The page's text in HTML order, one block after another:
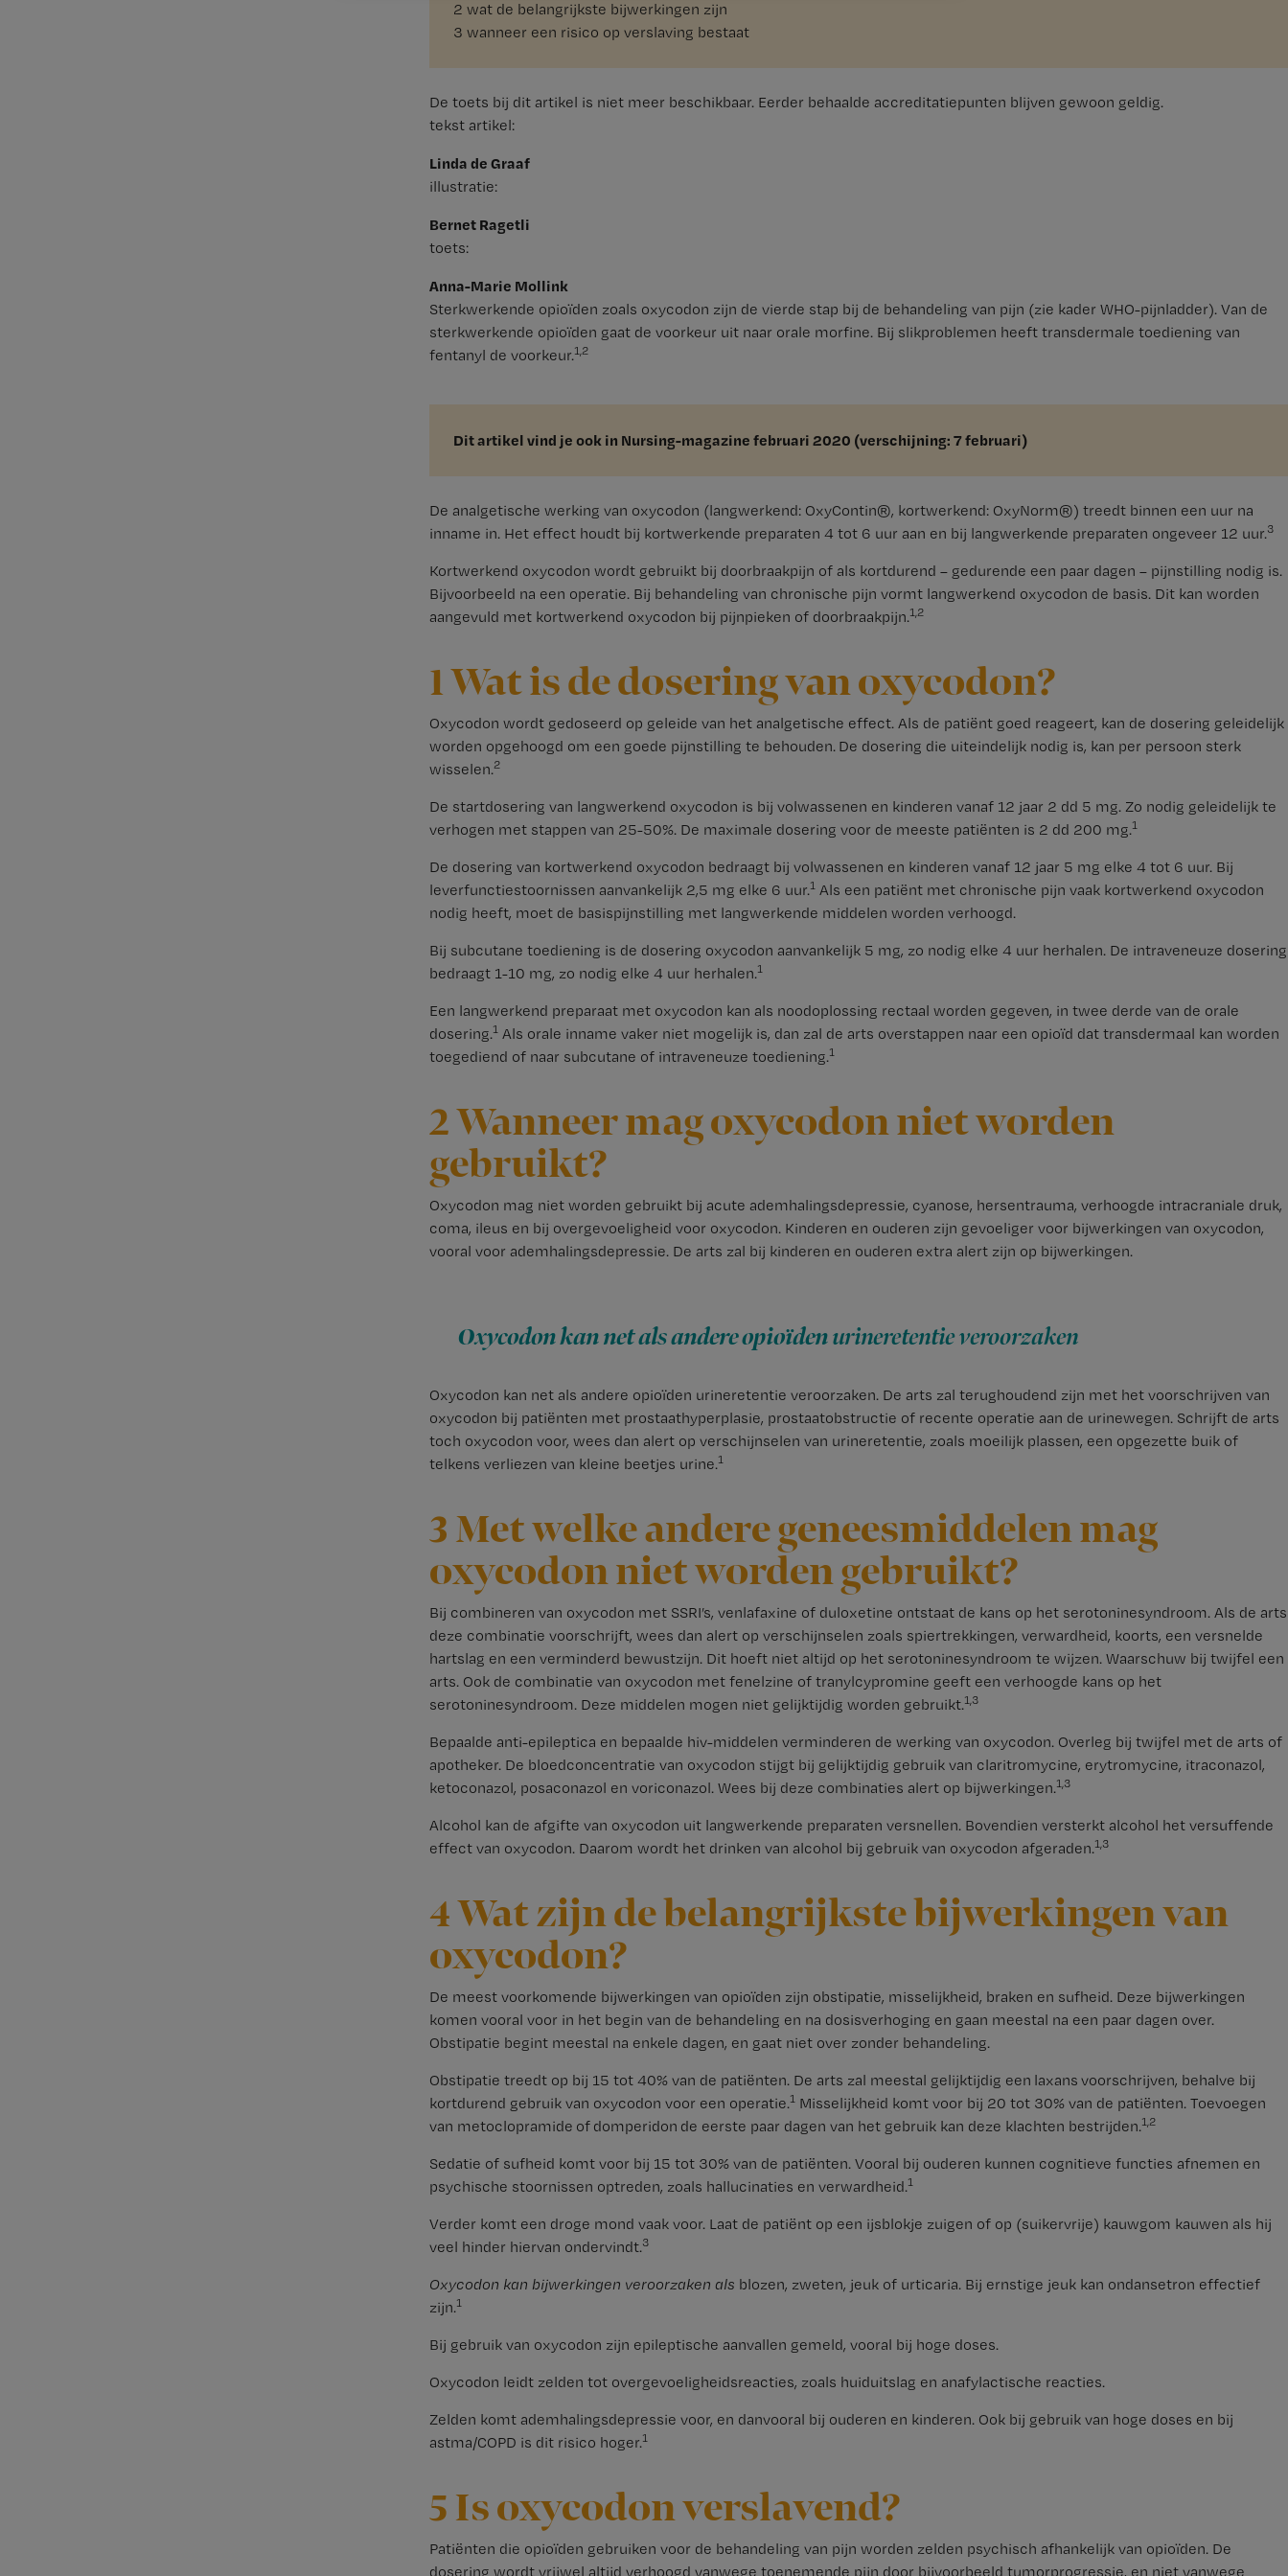
2 wat de belangrijkste bijwerkingen zijn
3 wanneer een risico op verslaving bestaat
De toets bij dit artikel is niet meer beschikbaar. Eerder behaalde accreditatiepunten blijven gewoon geldig.
tekst artikel:
Linda de Graaf
illustratie:
Bernet Ragetli
toets:
Anna-Marie Mollink
Sterkwerkende opioïden zoals oxycodon zijn de vierde stap bij de behandeling van pijn (zie kader WHO-pijnladder). Van de
sterkwerkende opioïden gaat de voorkeur uit naar orale morfine. Bij slikproblemen heeft transdermale toediening van
fentanyl de voorkeur.1,2
Dit artikel vind je ook in Nursing-magazine februari 2020 (verschijning: 7 februari)
De analgetische werking van oxycodon (langwerkend: OxyContin®, kortwerkend: OxyNorm®) treedt binnen een uur na
inname in. Het effect houdt bij kortwerkende preparaten 4 tot 6 uur aan en bij langwerkende preparaten ongeveer 12 uur.3
Kortwerkend oxycodon wordt gebruikt bij doorbraakpijn of als kortdurend – gedurende een paar dagen – pijnstilling nodig is.
Bijvoorbeeld na een operatie. Bij behandeling van chronische pijn vormt langwerkend oxycodon de basis. Dit kan worden
aangevuld met kortwerkend oxycodon bij pijnpieken of doorbraakpijn.1,2
1 Wat is de dosering van oxycodon?
Oxycodon wordt gedoseerd op geleide van het analgetische effect. Als de patiënt goed reageert, kan de dosering geleidelijk
worden opgehoogd om een goede pijnstilling te behouden. De dosering die uiteindelijk nodig is, kan per persoon sterk
wisselen.2
De startdosering van langwerkend oxycodon is bij volwassenen en kinderen vanaf 12 jaar 2 dd 5 mg. Zo nodig geleidelijk te
verhogen met stappen van 25-50%. De maximale dosering voor de meeste patiënten is 2 dd 200 mg.1
De dosering van kortwerkend oxycodon bedraagt bij volwassenen en kinderen vanaf 12 jaar 5 mg elke 4 tot 6 uur. Bij
leverfunctiestoornissen aanvankelijk 2,5 mg elke 6 uur.1Als een patiënt met chronische pijn vaak kortwerkend oxycodon
nodig heeft, moet de basispijnstilling met langwerkende middelen worden verhoogd.
Bij subcutane toediening is de dosering oxycodon aanvankelijk 5 mg, zo nodig elke 4 uur herhalen. De intraveneuze dosering
bedraagt 1-10 mg, zo nodig elke 4 uur herhalen.1
Een langwerkend preparaat met oxycodon kan als noodoplossing rectaal worden gegeven, in twee derde van de orale
dosering.1Als orale inname vaker niet mogelijk is, dan zal de arts overstappen naar een opioïd dat transdermaal kan worden
toegediend of naar subcutane of intraveneuze toediening.1
2 Wanneer mag oxycodon niet worden
gebruikt?
Oxycodon mag niet worden gebruikt bij acute ademhalingsdepressie, cyanose, hersentrauma, verhoogde intracraniale druk,
coma, ileus en bij overgevoeligheid voor oxycodon. Kinderen en ouderen zijn gevoeliger voor bijwerkingen van oxycodon,
vooral voor ademhalingsdepressie. De arts zal bij kinderen en ouderen extra alert zijn op bijwerkingen.
Oxycodon kan net als andere opioïdenurineretentie veroorzaken
Oxycodon kan net als andere opioïden urineretentie veroorzaken. De arts zal terughoudend zijn met het voorschrijven van
oxycodon bij patiënten met prostaathyperplasie, prostaatobstructie of recente operatie aan de urinewegen. Schrijft de arts
toch oxycodon voor, wees dan alert op verschijnselen van urineretentie, zoals moeilijk plassen, een opgezette buik of
telkens verliezen van kleine beetjes urine.1
3 Met welke andere geneesmiddelen mag
oxycodon niet worden gebruikt?
Bij combineren van oxycodon met SSRI’s, venlafaxine of duloxetine ontstaat de kans op het serotoninesyndroom. Als de arts
deze combinatie voorschrijft, wees dan alert op verschijnselen zoals spiertrekkingen, verwardheid, koorts, een versnelde
hartslag en een verminderd bewustzijn. Dit hoeft niet altijd op het serotoninesyndroom te wijzen. Waarschuw bij twijfel een
arts. Ook de combinatie van oxycodon met fenelzine of tranylcypromine geeft een verhoogde kans op het
serotoninesyndroom. Deze middelen mogen niet gelijktijdig worden gebruikt.1,3
Bepaalde anti-epileptica en bepaalde hiv-middelen verminderen de werking van oxycodon. Overleg bij twijfel met de arts of
apotheker. De bloedconcentratie van oxycodon stijgt bij gelijktijdig gebruik van claritromycine, erytromycine, itraconazol,
ketoconazol, posaconazol en voriconazol. Wees bij deze combinaties alert op bijwerkingen.1,3
Alcohol kan de afgifte van oxycodon uit langwerkende preparaten versnellen. Bovendien versterkt alcohol het versuffende
effect van oxycodon. Daarom wordt het drinken van alcohol bij gebruik van oxycodon afgeraden.1,3
4 Wat zijn de belangrijkste bijwerkingen van
oxycodon?
De meest voorkomende bijwerkingen van opioïden zijn obstipatie, misselijkheid, braken en sufheid. Deze bijwerkingen
komen vooral voor in het begin van de behandeling en na dosisverhoging en gaan meestal na een paar dagen over.
Obstipatie begint meestal na enkele dagen, en gaat niet over zonder behandeling.
Obstipatie treedt op bij 15 tot 40% van de patiënten. De arts zal meestal gelijktijdig een laxans voorschrijven, behalve bij
kortdurend gebruik van oxycodon voor een operatie.1Misselijkheid komt voor bij 20 tot 30% van de patiënten. Toevoegen
van metoclopramide of domperidon de eerste paar dagen van het gebruik kan deze klachten bestrijden.1,2
Sedatie of sufheid komt voor bij 15 tot 30% van de patiënten. Vooral bij ouderen kunnen cognitieve functies afnemen en
psychische stoornissen optreden, zoals hallucinaties en verwardheid.1
Verder komt een droge mond vaak voor. Laat de patiënt op een ijsblokje zuigen of op (suikervrije) kauwgom kauwen als hij
veel hinder hiervan ondervindt.3
Oxycodon kan bijwerkingen veroorzaken als blozen, zweten, jeuk of urticaria. Bij ernstige jeuk kan ondansetron effectief
zijn.1
Bij gebruik van oxycodon zijn epileptische aanvallen gemeld, vooral bij hoge doses.
Oxycodon leidt zelden tot overgevoeligheidsreacties, zoals huiduitslag en anafylactische reacties.
Zelden komt ademhalingsdepressie voor, en danvooral bij ouderen en kinderen. Ook bij gebruik van hoge doses en bij
astma/COPD is dit risico hoger.1
5 Is oxycodon verslavend?
Patiënten die opioïden gebruiken voor de behandeling van pijn worden zelden psychisch afhankelijk van opioïden. De
dosering wordt vrijwel altijd verhoogd vanwege toenemende pijn door bijvoorbeeld tumorprogressie, en niet vanwege